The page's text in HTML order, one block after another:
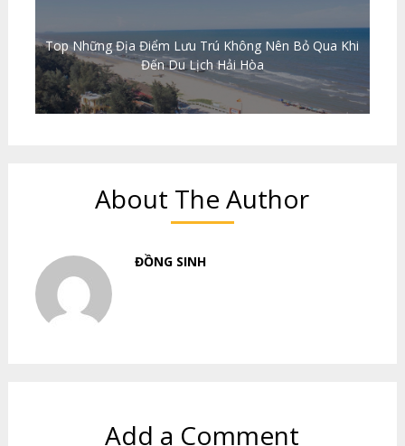
Top Những Địa Điểm Lưu Trú Không Nên Bỏ Qua Khi
Đến Du Lịch Hải Hòa
About The Author
ĐỒNG SINH
Add a Comment